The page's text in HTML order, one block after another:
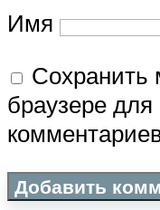
Имя
Сохранить
браузере